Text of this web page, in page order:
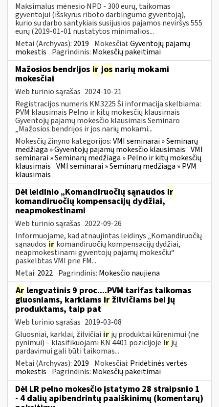
Maksimalus mėnesio NPD - 300 eurų, taikomas
gyventojui (išskyrus riboto darbingumo gyventoją),
kurio su darbo santykiais susijusios pajamos neviršys 555
eurų (2019-01-01 nustatytos minimalios...
Metai (Archyvas): 2019 Mokesčiai:Gyventojų pajamų
mokestis Pagrindinis: Mokesčių pakeitimai
Mažosios bendrijos ir jos narių mokami
mokesčiai
Web turinio sąrašas 2024-10-21
Registracijos numeris KM3225 Ši informacija skelbiama:
PVM klausimais Pelno ir kitų mokesčių klausimais
Gyventojų pajamų mokesčio klausimais Seminaro
„Mažosios bendrijos ir jos narių mokami...
Mokesčių žinyno kategorijos:VMI seminarai » Seminarų
medžiaga » Gyventojų pajamų mokesčio klausimais VMI
seminarai » Seminarų medžiaga » Pelno ir kitų mokesčių
klausimais VMI seminarai » Seminarų medžiaga » PVM
klausimais
Dėl leidinio „Komandiruočių sąnaudos ir
komandiruočių kompensacijų dydžiai,
neapmokestinami
Web turinio sąrašas 2022-09-26
Informuojame, kad atnaujintas leidinys „Komandiruočių
sąnaudos ir komandiruočių kompensacijų dydžiai,
neapmokestinami gyventojų pajamų mokesčiu“
paskelbtas VMI prie FM...
Metai: 2022 Pagrindinis: Mokesčio naujiena
Ar lengvatinis 9 proc....PVM tarifas taikomas
gluosniams, karklams ir žilvičiams bei jų
produktams, taip pat
Web turinio sąrašas 2019-03-08
Gluosniai, karklai, žilvičiai ir jų produktai kūrenimui (ne
pynimui) – klasifikuojami KN 4401 pozicijoje ir jų
pardavimui gali būti taikomas...
Metai (Archyvas): 2019 Mokesčiai: Pridėtinės vertės
mokestis Pagrindinis: Mokesčių pakeitimai
Dėl LR pelno mokesčio įstatymo 28 straipsnio 1
- 4 dalių apibendrintų paaiškinimų (komentarų)